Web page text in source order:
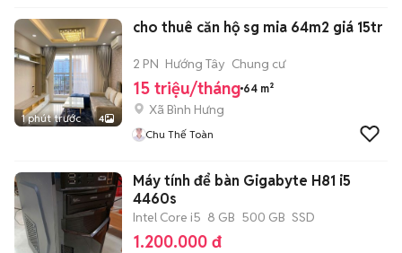
1 phút trước 4
cho thuê căn hộ sg mia 64m2 giá 15tr
2 PN Hướng Tây Chung cư
15 triệu/tháng 64 m²
Xã Bình Hưng
Chu Thế Toàn
Máy tính để bàn Gigabyte H81 i5
4460s
Intel Core i5 8 GB 500 GB SSD
1.200.000 đ